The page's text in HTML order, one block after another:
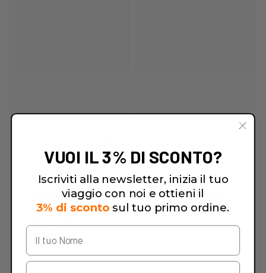
VUOI IL 3% DI SCONTO?
Iscriviti alla newsletter, inizia il tuo
viaggio con noi e ottieni il
3% di sconto sul tuo primo ordine.